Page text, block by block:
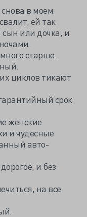
в моем
ей так
сын или дочка, и
старше.
циклов тикают
срок
женские
и чудесные
авто-
и без
на все